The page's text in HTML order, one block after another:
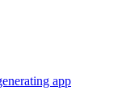
app